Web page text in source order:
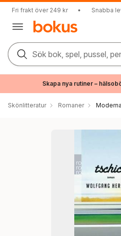
Fri frakt över 249 kr • Snabba
Sök bok, spel, pussel,
Skapa nya rutiner –
Skönlitteratur Romaner